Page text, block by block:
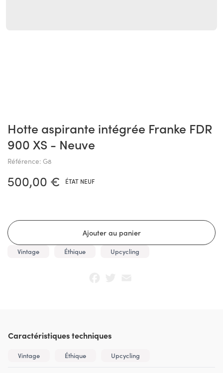
Hotte aspirante intégrée Franke FDR
900 XS - Neuve
Référence: G8
500,00 € ÉTAT NEUF
Vintage Éthique Upcycling
Caractéristiques techniques
Vintage Éthique Upcycling